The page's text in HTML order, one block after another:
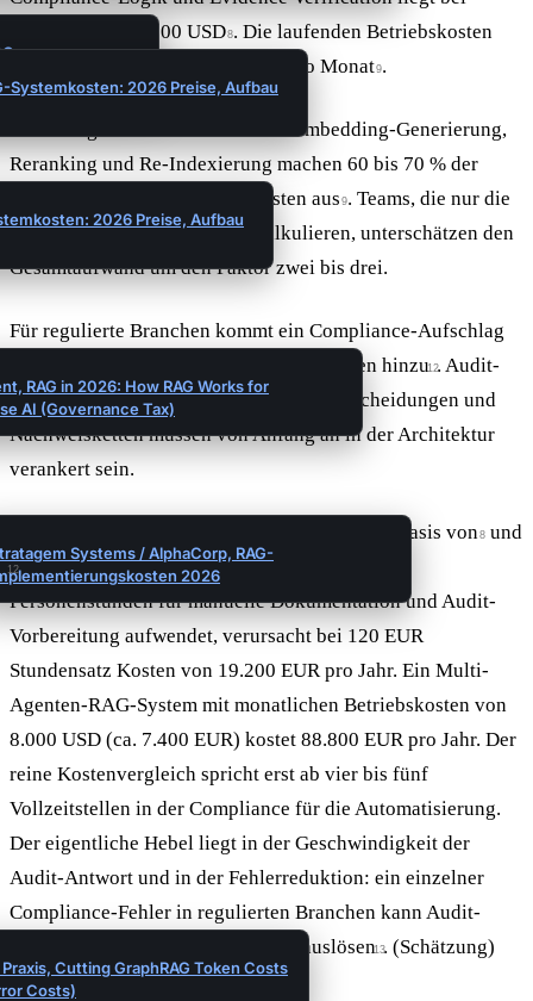
150.000 bis 400.000 USD8. Die laufenden Betriebskosten
liegen bei 3.200 bis 13.000 USD pro Monat9
Systemkosten: 2026 Preise, Aufbau
.
Ein häufig unterschätzter Faktor: Embedding-Generierung,
Reranking und Re-Indexierung machen 60 bis 70 % der
gesamten RAG-Infrastrukturkosten aus 9
2026 Preise, Aufbau
. Teams, die nur die
offensichtlichen API-Kosten kalkulieren, unterschätzen den
Gesamtaufwand um den Faktor zwei bis drei.
Für regulierte Branchen kommt ein Compliance-Aufschlag
von 20 bis 30 % auf die Infrastrukturkosten hinzu12
RAG in 2026: How RAG Works for
AI (Governance Tax)
. Audit-
Trails, Dokumentation von Retrieval-Entscheidungen und
Nachweisketten müssen von Anfang an in der Architektur
verankert sein.
Eine Gegenrechnung (eigene Kalkulation auf Basis von8
Systems / AlphaCorp, RAG-
2026
und
12): Ein Compliance-Team, das pro Quartal 40
Personenstunden für manuelle Dokumentation und Audit-
Vorbereitung aufwendet, verursacht bei 120 EUR
Stundensatz Kosten von 19.200 EUR pro Jahr. Ein Multi-
Agenten-RAG-System mit monatlichen Betriebskosten von
8.000 USD (ca. 7.400 EUR) kostet 88.800 EUR pro Jahr. Der
reine Kostenvergleich spricht erst ab vier bis fünf
Vollzeitstellen in der Compliance für die Automatisierung.
Der eigentliche Hebel liegt in der Geschwindigkeit der
Audit-Antwort und in der Fehlerreduktion: ein einzelner
Compliance-Fehler in regulierten Branchen kann Audit-
Kosten von 50.000 USD und mehr auslösen13
Cutting GraphRAG Token Costs
Costs)
. (Schätzung)